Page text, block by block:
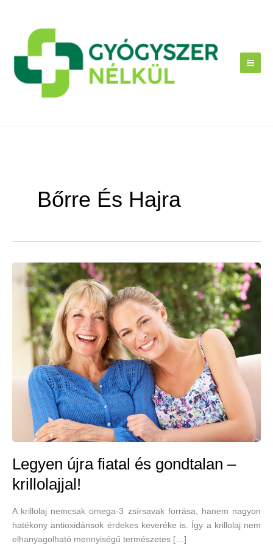
Bőrre És Hajra
Legyen újra fiatal és gondtalan –
krillolajjal!
A krillolaj nemcsak omega-3 zsírsavak forrása, hanem nagyon
hatékony antioxidánsok érdekes keveréke is. Így a krillolaj nem
elhanyagolható mennyiségű természetes […]